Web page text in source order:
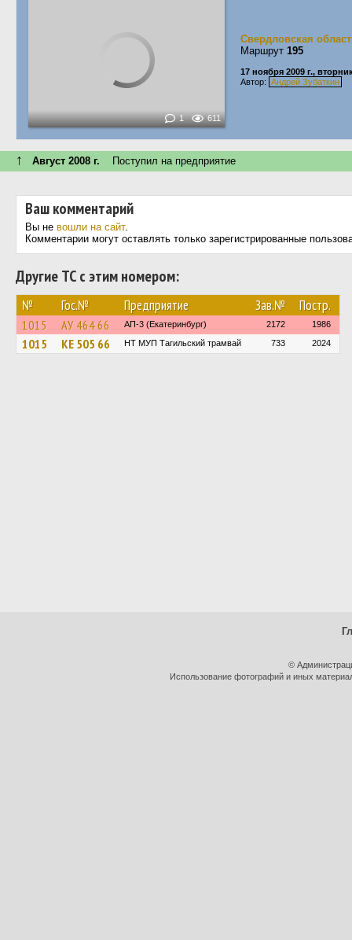
1 611
Свердловская
Маршрут 195
17 ноября 2009 г.,
Автор: Андрей Зубаткин
↑ Август 2008 г. Поступил на предприятие
Ваш комментарий
Вы не вошли на сайт.
Комментарии могут оставлять только зарегистрированные
Другие ТС с этим номером:
№ Гос.№ Предприятие Зав.№ Постр.
1015 АУ 464 66 АП-3 (Екатеринбург) 2172 1986
1015 КЕ 505 66 НТ МУП Тагильский трамвай 733 2024
©
Использование фотографий и иных